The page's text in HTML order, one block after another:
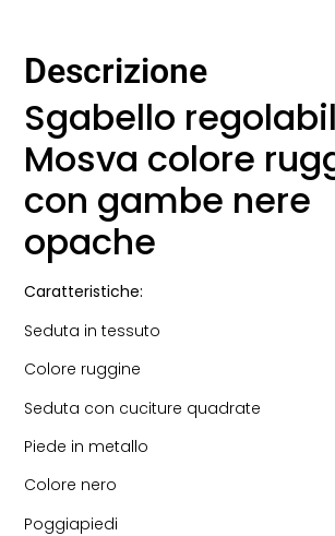
Descrizione
Sgabello
Mosva colore
con gambe nere
opache
Caratteristiche:
Seduta in tessuto
Colore ruggine
Seduta con cuciture quadrate
Piede in metallo
Colore nero
Poggiapiedi